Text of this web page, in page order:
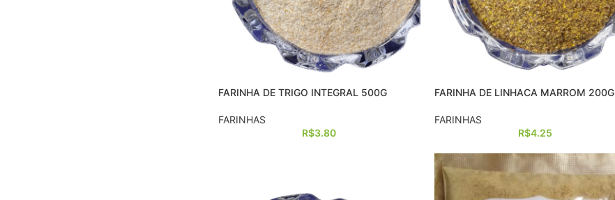
FARINHA DE TRIGO INTEGRAL 500G
FARINHAS
R$3.80
FARINHA DE LINHACA MARROM 200G
FARINHAS
R$4.25